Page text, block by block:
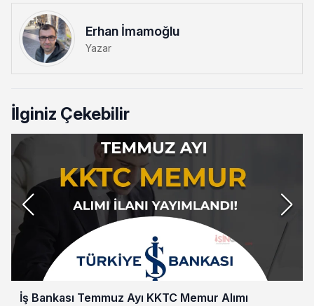
Erhan İmamoğlu
Yazar
İlginiz Çekebilir
İş Bankası Temmuz Ayı KKTC Memur Alımı